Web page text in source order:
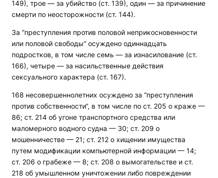
149), трое — за убийство (ст. 139), один — за причинение
смерти по неосторожности (ст. 144).
За “преступления против половой неприкосновенности
или половой свободы“ осуждено одиннадцать
подростков, в том числе семь — за изнасилование (ст.
166), четыре — за насильственные действия
сексуального характера (ст. 167).
168 несовершеннолетних осуждено за “преступления
против собственности“, в том числе по ст. 205 о краже —
86; ст. 214 об угоне транспортного средства или
маломерного водного судна — 30; ст. 209 о
мошенничестве — 21; ст. 212 о хищении имущества
путем модификации компьютерной информации — 14;
ст. 206 о грабеже — 8; ст. 208 о вымогательстве и ст.
218 об умышленном уничтожении либо повреждении